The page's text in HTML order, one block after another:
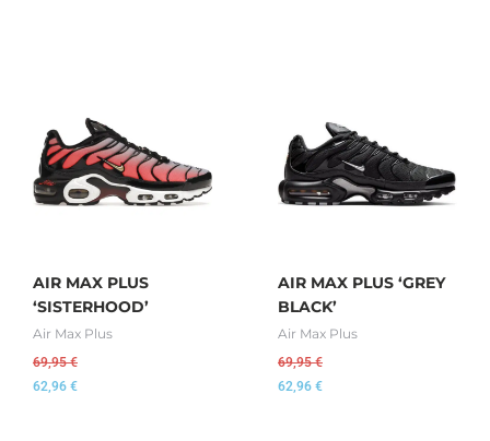
AIR MAX PLUS
‘SISTERHOOD’
Air Max Plus
69,95€
62,96 €
AIR MAX PLUS ‘GREY
BLACK’
Air Max Plus
69,95€
62,96 €